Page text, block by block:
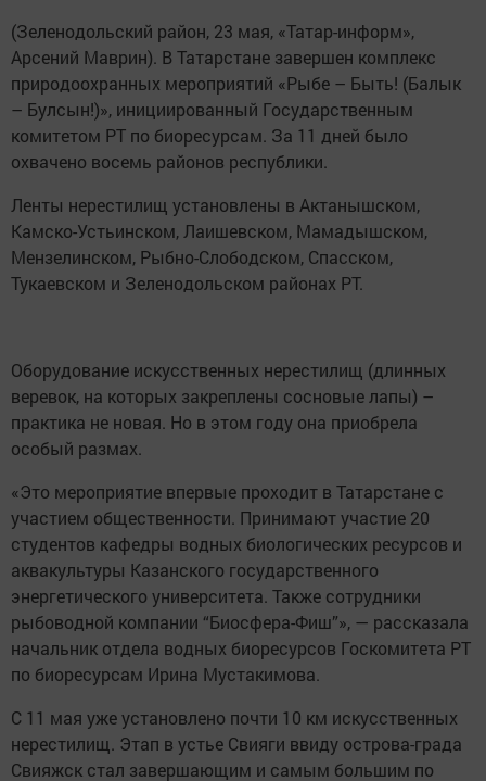
(Зеленодольский район, 23 мая, «Татар-информ»,
Арсений Маврин). В Татарстане завершен комплекс
природоохранных мероприятий «Рыбе – Быть! (Балык
– Булсын!)», инициированный Государственным
комитетом РТ по биоресурсам. За 11 дней было
охвачено восемь районов республики.
Ленты нерестилищ установлены в Актанышском,
Камско-Устьинском, Лаишевском, Мамадышском,
Мензелинском, Рыбно-Слободском, Спасском,
Тукаевском и Зеленодольском районах РТ.
Оборудование искусственных нерестилищ (длинных
веревок, на которых закреплены сосновые лапы) –
практика не новая. Но в этом году она приобрела
особый размах.
«Это мероприятие впервые проходит в Татарстане с
участием общественности. Принимают участие 20
студентов кафедры водных биологических ресурсов и
аквакультуры Казанского государственного
энергетического университета. Также сотрудники
рыбоводной компании “Биосфера-Фиш”», — рассказала
начальник отдела водных биоресурсов Госкомитета РТ
по биоресурсам Ирина Мустакимова.
С 11 мая уже установлено почти 10 км искусственных
нерестилищ. Этап в устье Свияги ввиду острова-града
Свияжск стал завершающим и самым большим по